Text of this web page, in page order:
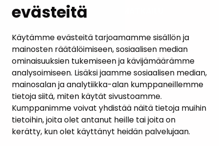
evästeitä
Käytämme evästeitä tarjoamamme sisällön ja
mainosten räätälöimiseen, sosiaalisen median
ominaisuuksien tukemiseen ja kävijämäärämme
analysoimiseen. Lisäksi jaamme sosiaalisen median,
mainosalan ja analytiikka-alan kumppaneillemme
tietoja siitä, miten käytät sivustoamme.
Kumppanimme voivat yhdistää näitä tietoja muihin
tietoihin, joita olet antanut heille tai joita on
kerätty, kun olet käyttänyt heidän palvelujaan.
VAPAA-AIKA JA MATKAILU
TYÖ JA YRITTÄMINEN
KUNTA JA PÄÄTÖKSENTEKO
PALAUTE
AJANKOHTAISET